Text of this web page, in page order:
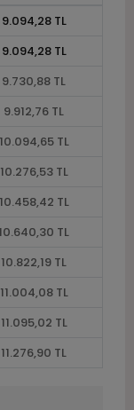
9.094,28 TL
9.094,28 TL
9.730,88 TL
9.912,76 TL
10.094,65 TL
10.276,53 TL
10.458,42 TL
10.640,30 TL
10.822,19 TL
11.004,08 TL
11.095,02 TL
11.276,90 TL